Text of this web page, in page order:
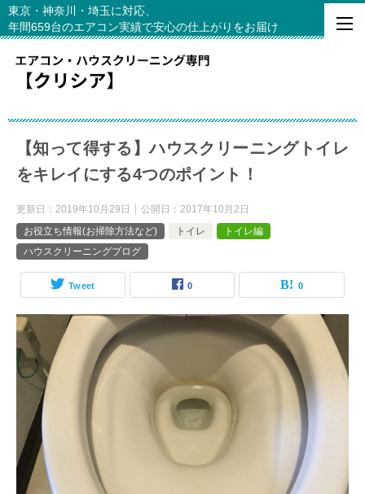
東京・神奈川・埼玉に対応、
年間659台のエアコン実績で安心の仕上がりをお届け
【知って得する】ハウスクリーニングトイレ
をキレイにする4つのポイント！
更新日： 2019年10月29日 公開日： 2017年10月2日
お役立ち情報(お掃除方法など)
トイレ
トイレ編
ハウスクリーニングブログ
Tweet 0 0